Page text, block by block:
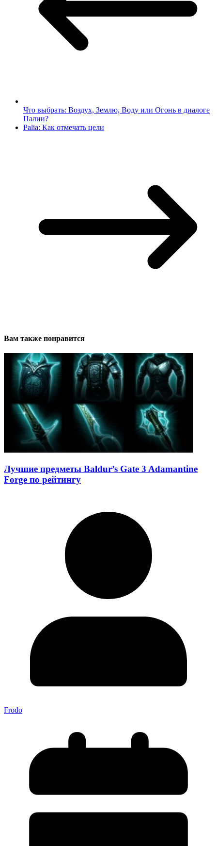
Что выбрать: Воздух, Землю, Воду или Огонь в диалоге
Палии?
Palia: Как отмечать цели
Вам также понравится
Лучшие предметы Baldur’s Gate 3 Adamantine
Forge по рейтингу
Frodo